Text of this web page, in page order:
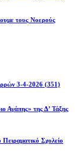
τους Νοερούς
3-4-2026 (351)
Αγάπης» της Δ’ Τάξης
Σχολείο